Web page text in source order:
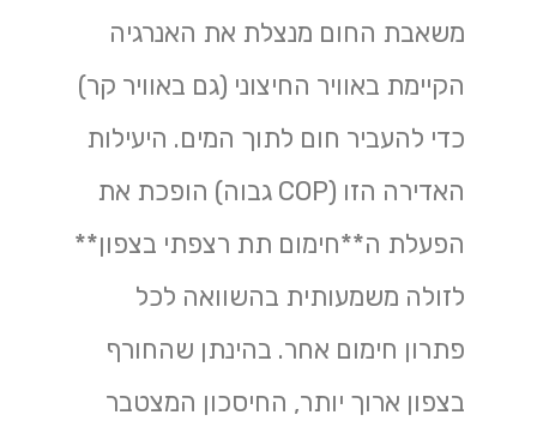
משאבת החום מנצלת את האנרגיה
הקיימת באוויר החיצוני (גם באוויר קר)
כדי להעביר חום לתוך המים. היעילות
האדירה הזו (COP גבוה) הופכת את
הפעלת ה**חימום תת רצפתי בצפון**
לזולה משמעותית בהשוואה לכל
פתרון חימום אחר. בהינתן שהחורף
בצפון ארוך יותר, החיסכון המצטבר